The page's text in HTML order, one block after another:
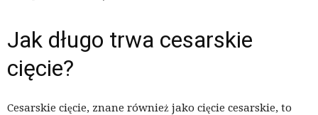
Jak długo trwa cesarskie
cięcie?
Cesarskie cięcie, znane również jako cięcie cesarskie, to